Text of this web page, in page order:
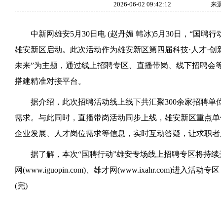
2026-06-02 09:42:12 来
中新网雄安5月30日电 (赵丹媚 韩冰)5月30日，“国聘
雄安新区启动。此次活动作为雄安新区第四届科技·人才·
未来”为主题，通过线上招聘专区、直播带岗、线下招聘会
搭建精准对接平台。
据介绍，此次招聘活动线上线下共汇聚300余家招聘单
需求。与此同时，直播带岗活动同步上线，雄安新区重点
企业发展、人才岗位需求等信息，实时互动答疑，让求职
据了解，本次“国聘行动”雄安专场线上招聘专区将持
网(www.iguopin.com)、雄才网(www.ixahr.com)进入活动专
(完)